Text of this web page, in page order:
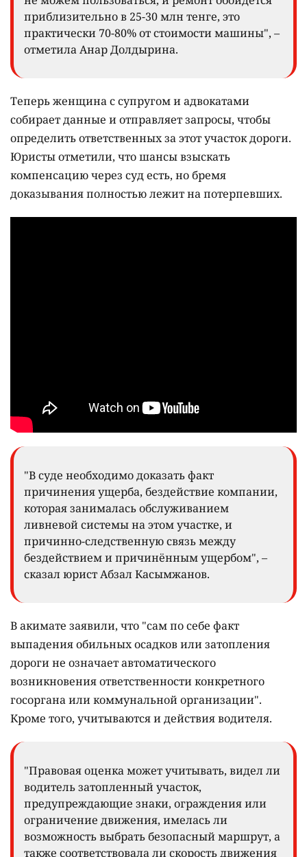
приблизительно в 25-30 млн тенге, это
практически 70-80% от стоимости машины", –
отметила Анар Долдырина.
Теперь женщина с супругом и адвокатами
собирает данные и отправляет запросы, чтобы
определить ответственных за этот участок дороги.
Юристы отметили, что шансы взыскать
компенсацию через суд есть, но бремя
доказывания полностью лежит на потерпевших.
"В суде необходимо доказать факт
причинения ущерба, бездействие компании,
которая занималась обслуживанием
ливневой системы на этом участке, и
причинно-следственную связь между
бездействием и причинённым ущербом", –
сказал юрист Абзал Касымжанов.
В акимате заявили, что "сам по себе факт
выпадения обильных осадков или затопления
дороги не означает автоматического
возникновения ответственности конкретного
госоргана или коммунальной организации".
Кроме того, учитываются и действия водителя.
"Правовая оценка может учитывать, видел ли
водитель затопленный участок,
предупреждающие знаки, ограждения или
ограничение движения, имелась ли
возможность выбрать безопасный маршрут, а
также соответствовала ли скорость движения